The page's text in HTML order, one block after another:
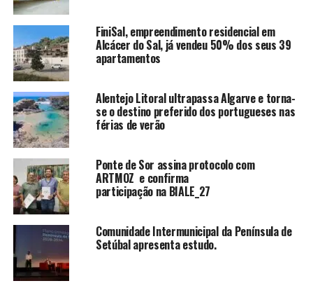
FiniSal, empreendimento residencial em
Alcácer do Sal, já vendeu 50% dos seus 39
apartamentos
Alentejo Litoral ultrapassa Algarve e torna-
se o destino preferido dos portugueses nas
férias de verão
Ponte de Sor assina protocolo com
ARTMOZ e confirma
participação na BIALE_27
Comunidade Intermunicipal da Península de
Setúbal apresenta estudo.